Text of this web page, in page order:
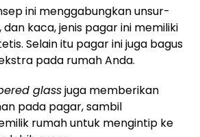
ini menggabungkan unsur-
kaca, jenis pagar ini memiliki
Selain itu pagar ini juga bagus
pada rumah Anda.
glassjuga memberikan
pada pagar, sambil
rumah untuk mengintip ke